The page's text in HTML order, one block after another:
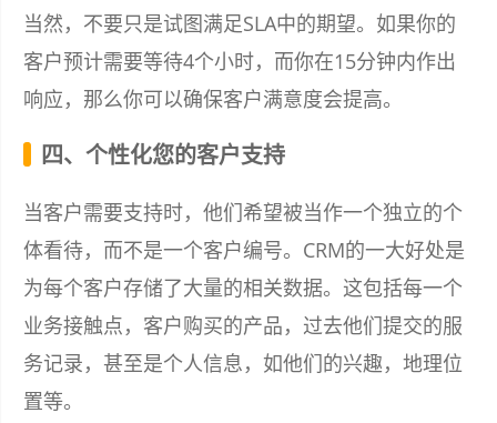
当然，不要只是试图满足SLA中的期望。如果你的
客户预计需要等待4个小时，而你在15分钟内作出
响应，那么你可以确保客户满意度会提高。
四、个性化您的客户支持
当客户需要支持时，他们希望被当作一个独立的个
体看待，而不是一个客户编号。CRM的一大好处是
为每个客户存储了大量的相关数据。这包括每一个
业务接触点，客户购买的产品，过去他们提交的服
务记录，甚至是个人信息，如他们的兴趣，地理位
置等。